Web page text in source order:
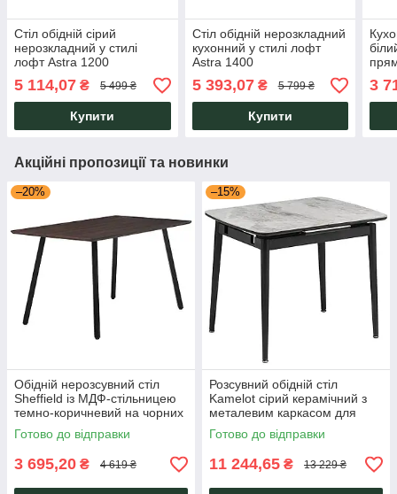
Стіл обідній сірий
нерозкладний у стилі
лофт Astra 1200
(1200х670хН770) чорний
графіт Сірий AMF
5 114,07 ₴ 5 499 ₴
Купити
Стіл обідній нерозкладний
кухонний у стилі лофт
Astra 1400
(1380х670хН770) чорний
графіт/Дуб Ліворно AMF
5 393,07₴ 5 799 ₴
Купити
кухні
3
Акційні пропозиції та новинки
–20%
Обідній нерозсувний стіл
Sheffield із МДФ-стільницею
темно-коричневий на чорних
металевих ніжках для кухні та
їдальні AMF
Готово до відправки
3 695,20 ₴ 4 619 ₴
–15%
Розсувний обідній стіл
Kamelot сірий керамічний з
металевим каркасом для
кухні, вітальні, кафе
Готово до відправки
11 244,65 ₴ 13 229 ₴